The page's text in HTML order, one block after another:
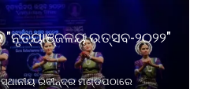
"ନୃତ୍ୟାଞ୍ଜଳୟ ଉତ୍ସବ-୨୦୨୨"
ରବୀନ୍ଦ୍ର ମଣ୍ଡପଠାରେ